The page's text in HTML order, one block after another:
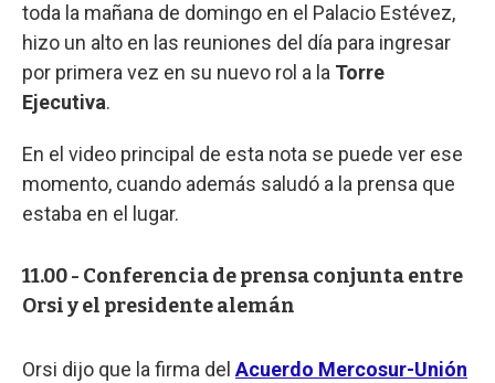
toda la mañana de domingo en el Palacio Estévez,
hizo un alto en las reuniones del día para ingresar
por primera vez en su nuevo rol a la Torre
Ejecutiva.
En el video principal de esta nota se puede ver ese
momento, cuando además saludó a la prensa que
estaba en el lugar.
11.00 - Conferencia de prensa conjunta entre
Orsi y el presidente alemán
Orsi dijo que la firma del Acuerdo Mercosur-Unión